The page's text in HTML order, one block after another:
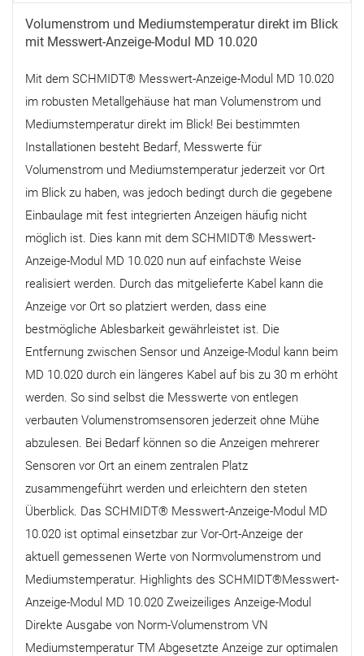
Volumenstrom und Mediumstemperatur direkt im Blick
mit Messwert-Anzeige-Modul MD 10.020
Mit dem SCHMIDT® Messwert-Anzeige-Modul MD 10.020
im robusten Metallgehäuse hat man Volumenstrom und
Mediumstemperatur direkt im Blick! Bei bestimmten
Installationen besteht Bedarf, Messwerte für
Volumenstrom und Mediumstemperatur jederzeit vor Ort
im Blick zu haben, was jedoch bedingt durch die gegebene
Einbaulage mit fest integrierten Anzeigen häufig nicht
möglich ist. Dies kann mit dem SCHMIDT® Messwert-
Anzeige-Modul MD 10.020 nun auf einfachste Weise
realisiert werden. Durch das mitgelieferte Kabel kann die
Anzeige vor Ort so platziert werden, dass eine
bestmögliche Ablesbarkeit gewährleistet ist. Die
Entfernung zwischen Sensor und Anzeige-Modul kann beim
MD 10.020 durch ein längeres Kabel auf bis zu 30 m erhöht
werden. So sind selbst die Messwerte von entlegen
verbauten Volumenstromsensoren jederzeit ohne Mühe
abzulesen. Bei Bedarf können so die Anzeigen mehrerer
Sensoren vor Ort an einem zentralen Platz
zusammengeführt werden und erleichtern den steten
Überblick. Das SCHMIDT® Messwert-Anzeige-Modul MD
10.020 ist optimal einsetzbar zur Vor-Ort-Anzeige der
aktuell gemessenen Werte von Normvolumenstrom und
Mediumstemperatur. Highlights des SCHMIDT®Messwert-
Anzeige-Modul MD 10.020 Zweizeiliges Anzeige-Modul
Direkte Ausgabe von Norm-Volumenstrom VN
Mediumstemperatur TM Abgesetzte Anzeige zur optimalen